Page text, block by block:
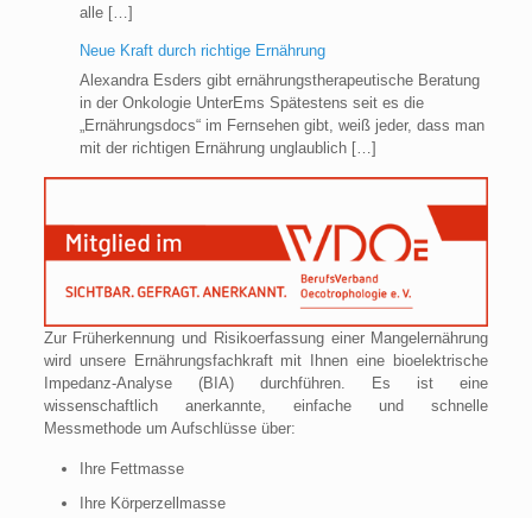
alle[…]
Neue Kraft durch richtige Ernährung
Alexandra Esders gibt ernährungstherapeutische Beratung
in der Onkologie UnterEms Spätestens seit es die
„Ernährungsdocs“ im Fernsehen gibt, weiß jeder, dass man
mit der richtigen Ernährung unglaublich[…]
Zur Früherkennung und Risikoerfassung einer Mangelernährung
wird unsere Ernährungsfachkraft mit Ihnen eine bioelektrische
Impedanz-Analyse (BIA) durchführen. Es ist eine
wissenschaftlich anerkannte, einfache und schnelle
Messmethode um Aufschlüsse über:
Ihre Fettmasse
Ihre Körperzellmasse